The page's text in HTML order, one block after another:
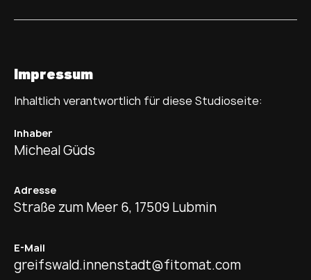
Impressum
Inhaltlich verantwortlich für diese Studioseite:
Inhaber
Micheal Güds
Adresse
Straße zum Meer 6, 17509 Lubmin
E-Mail
greifswald.innenstadt@fitomat.com